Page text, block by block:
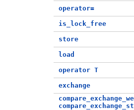
operator=
is_lock_free
store
load
operator T
exchange